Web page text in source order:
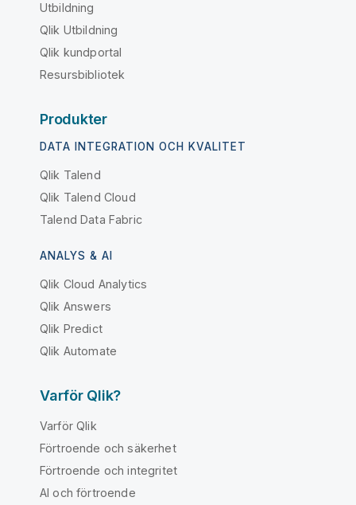
Utbildning
Qlik Utbildning
Qlik kundportal
Resursbibliotek
Produkter
DATA INTEGRATION OCH KVALITET
Qlik Talend
Qlik Talend Cloud
Talend Data Fabric
ANALYS & AI
Qlik Cloud Analytics
Qlik Answers
Qlik Predict
Qlik Automate
Varför Qlik?
Varför Qlik
Förtroende och säkerhet
Förtroende och integritet
AI och förtroende